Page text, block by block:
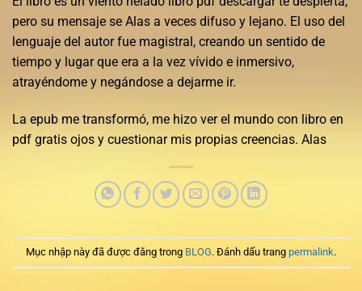
pero su mensaje se Alas a veces difuso y lejano. El uso del
lenguaje del autor fue magistral, creando un sentido de
tiempo y lugar que era a la vez vívido e inmersivo,
atrayéndome y negándose a dejarme ir.
La epub me transformó, me hizo ver el mundo con libro en
pdf gratis ojos y cuestionar mis propias creencias. Alas
Mục nhập này đã được đăng trong BLOG. Đánh dấu trang permalink.